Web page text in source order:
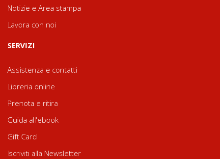
Notizie e Area stampa
Lavora con noi
SERVIZI
Assistenza e contatti
Libreria online
Prenota e ritira
Guida all'ebook
Gift Card
Iscriviti alla Newsletter